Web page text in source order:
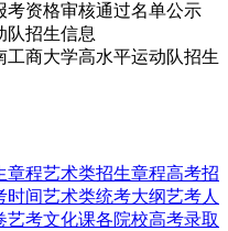
考资格审核通过名单公示
工商大学高水平运动队招生
章程艺术类招生章程高考招
时间艺术类统考大纲艺考人
艺考文化课各院校高考录取